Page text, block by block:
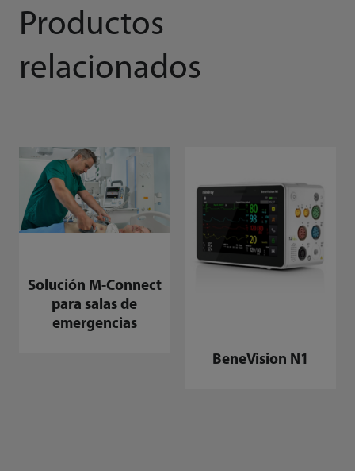
Productos
relacionados
Solución M-Connect
para salas de
emergencias
BeneVision N1